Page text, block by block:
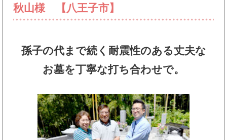
秋山様 【八王子市】
孫子の代まで続く耐震性のある丈夫な
お墓を丁寧な打ち合わせで。